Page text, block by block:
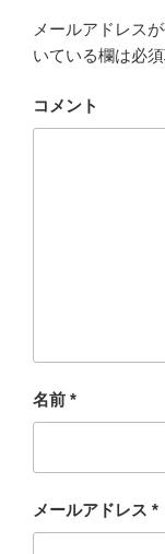
メールアドレス
いている欄は必
コメント
名前 *
メールアドレス *